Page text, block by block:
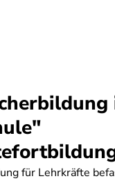
für Lehrkräfte